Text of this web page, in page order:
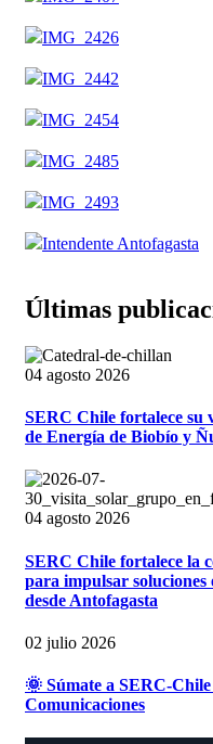
Últimas
04 agosto 2026
SERC Chile fortalece su
de Energía de Biobío y
04 agosto 2026
SERC Chile fortalece la
para impulsar soluciones
desde Antofagasta
02 julio 2026
🌞 Súmate a SERC-
Comunicaciones